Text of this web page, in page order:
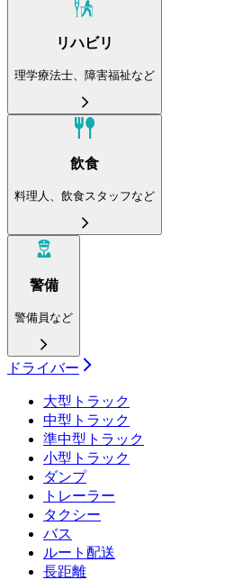
リハビリ
理学療法士、障害福祉など
飲食
料理人、飲食スタッフなど
警備
警備員など
ドライバー
大型トラック
中型トラック
準中型トラック
小型トラック
ダンプ
トレーラー
タクシー
バス
ルート配送
長距離